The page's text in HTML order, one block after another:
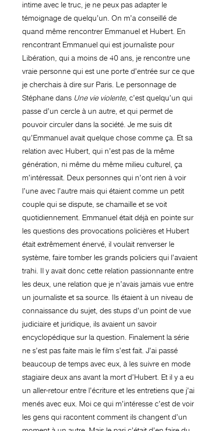
intime avec le truc, je ne peux pas adapter le
témoignage de quelqu’un. On m’a conseillé de
quand même rencontrer Emmanuel et Hubert. En
rencontrant Emmanuel qui est journaliste pour
Libération, qui a moins de 40 ans, je rencontre une
vraie personne qui est une porte d’entrée sur ce que
je cherchais à dire sur Paris. Le personnage de
Stéphane dans Une vie violente, c’est quelqu’un qui
passe d’un cercle à un autre, et qui permet de
pouvoir circuler dans la société. Je me suis dit
qu’Emmanuel avait quelque chose comme ça. Et sa
relation avec Hubert, qui n’est pas de la même
génération, ni même du même milieu culturel, ça
m’intéressait. Deux personnes qui n’ont rien à voir
l’une avec l’autre mais qui étaient comme un petit
couple qui se dispute, se chamaille et se voit
quotidiennement. Emmanuel était déjà en pointe sur
les questions des provocations policières et Hubert
était extrêmement énervé, il voulait renverser le
système, faire tomber les grands policiers qui l’avaient
trahi. Il y avait donc cette relation passionnante entre
les deux, une relation que je n’avais jamais vue entre
un journaliste et sa source. Ils étaient à un niveau de
connaissance du sujet, des stups d’un point de vue
judiciaire et juridique, ils avaient un savoir
encyclopédique sur la question. Finalement la série
ne s’est pas faite mais le film s’est fait. J’ai passé
beaucoup de temps avec eux, à les suivre en mode
stagiaire deux ans avant la mort d’Hubert. Et il y a eu
un aller-retour entre l’écriture et les entretiens que j’ai
menés avec eux. Moi ce qui m’intéresse c’est de voir
les gens qui racontent comment ils changent d’un